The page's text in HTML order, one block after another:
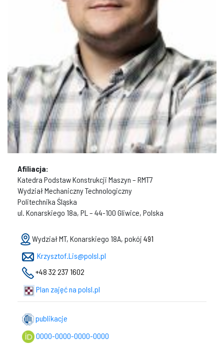
Afiliacja:
Katedra Podstaw Konstrukcji Maszyn – RMT7
Wydział Mechaniczny Technologiczny
Politechnika Śląska
ul. Konarskiego 18a, PL – 44-100 Gliwice, Polska
Wydział MT, Konarskiego 18A, pokój 491
Krzysztof.Lis@polsl.pl
+48 32 237 1602
Plan zajęć na polsl.pl
publikacje
0000-0000-0000-0000